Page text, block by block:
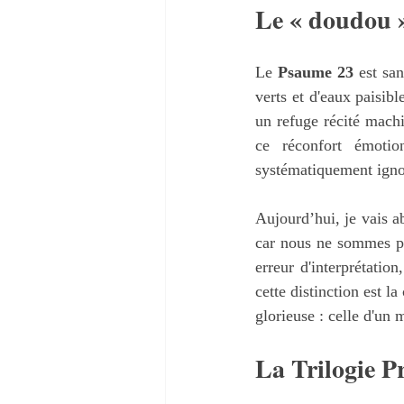
Le « doudou
Le Psaume 23 est
verts et d'eaux
un refuge récité
ce réconfort
systématiquement
Aujourd’hui, je vais
car nous ne sommes
erreur
cette distinction est
glorieuse : celle d'un
La Trilogie